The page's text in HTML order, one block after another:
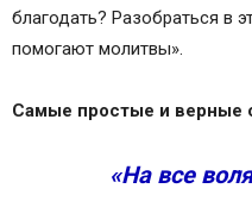
благодать? Разобраться в
помогают молитвы».
Самые простые и верные
«На все